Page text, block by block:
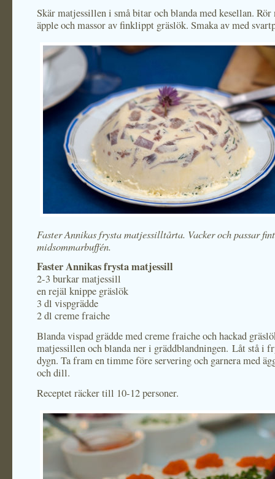
Skär matjessillen i små bitar och blanda med kesellan.
äpple och massor av finklippt gräslök. Smaka av med
Faster Annikas frysta matjessilltårta. Vacker och passar
midsommarbuffén.
Faster Annikas frysta matjessill
2-3 burkar matjessill
en rejäl knippe gräslök
3 dl vispgrädde
2 dl creme fraiche
Blanda vispad grädde med creme fraiche och hackad
matjessillen och blanda ner i gräddblandningen. Låt stå i
dygn. Ta fram en timme före servering och garnera med
och dill.
Receptet räcker till 10-12 personer.